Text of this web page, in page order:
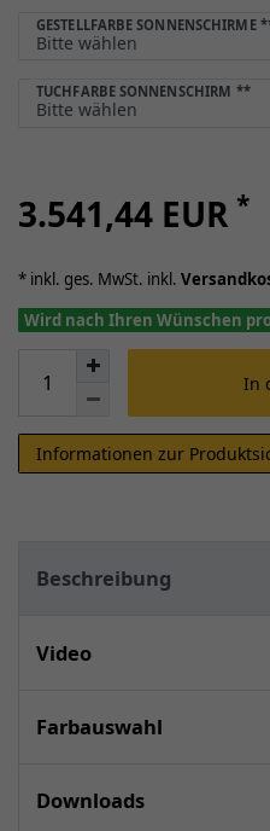
GESTELLFARBE SONNENSCHIRME
TUCHFARBE SONNENSCHIRM **
3.541,44 EUR *
* inkl. ges. MwSt. inkl.
Wird nach Ihren Wünschen
In
Informationen zur
Beschreibung
Video
Farbauswahl
Downloads